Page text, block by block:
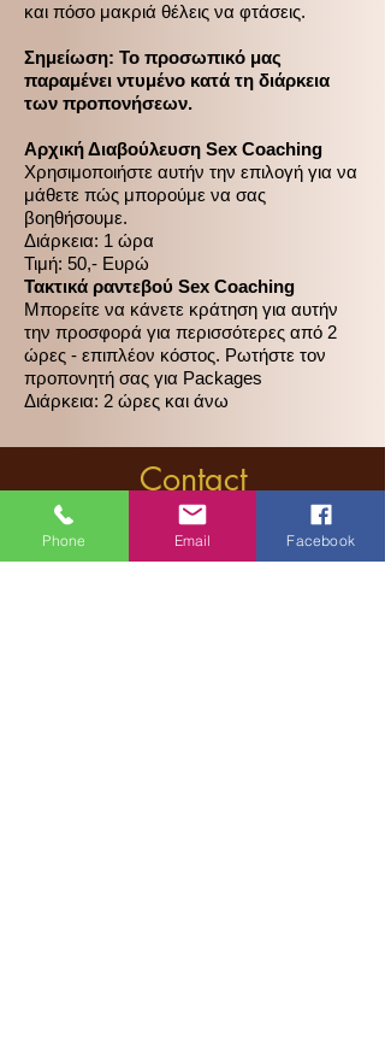
και πόσο μακριά θέλεις να φτάσεις.
Σημείωση: Το προσωπικό μας
παραμένει ντυμένο κατά τη διάρκεια
των προπονήσεων.
Αρχική Διαβούλευση Sex Coaching
Χρησιμοποιήστε αυτήν την επιλογή για να
μάθετε πώς μπορούμε να σας
βοηθήσουμε.
Διάρκεια: 1 ώρα
Τιμή: 50,- Ευρώ
Τακτικά ραντεβού Sex Coaching
Μπορείτε να κάνετε κράτηση για αυτήν
την προσφορά για περισσότερες από 2
ώρες - επιπλέον κόστος. Ρωτήστε τον
προπονητή σας για Packages
Διάρκεια: 2 ώρες και άνω
Contact
Near Megaro Moussikis Metro Station
Phone Email Facebook